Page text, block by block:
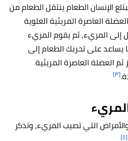
الإنسان الطعام ينتقل الطعام من
العاصرة المريئية العلوية
إلى المريء، ثم يقوم المريء
يساعد على تحريك الطعام إلى
ثم العضلة العاصرة المريئية
[٣]
التي تصيب المريء، ونذكر
[٤]